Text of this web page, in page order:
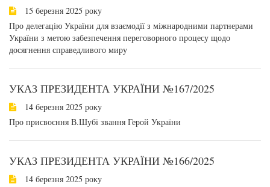
15 березня 2025 року
Про делегацію України для взаємодії з міжнародними партнерами
України з метою забезпечення переговорного процесу щодо
досягнення справедливого миру
УКАЗ ПРЕЗИДЕНТА УКРАЇНИ №167/2025
14 березня 2025 року
Про присвоєння В.Шубі звання Герой України
УКАЗ ПРЕЗИДЕНТА УКРАЇНИ №166/2025
14 березня 2025 року